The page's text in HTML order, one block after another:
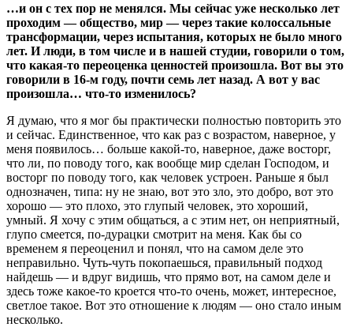
…и он с тех пор не менялся. Мы сейчас уже несколько лет
проходим — общество, мир — через такие колоссальные
трансформации, через испытания, которых не было много
лет. И люди, в том числе и в нашей студии, говорили о том,
что какая-то переоценка ценностей произошла. Вот вы это
говорили в 16-м году, почти семь лет назад. А вот у вас
произошла… что-то изменилось?
Я думаю, что я мог бы практически полностью повторить это
и сейчас. Единственное, что как раз с возрастом, наверное, у
меня появилось… больше какой-то, наверное, даже восторг,
что ли, по поводу того, как вообще мир сделан Господом, и
восторг по поводу того, как человек устроен. Раньше я был
однозначен, типа: ну не знаю, вот это зло, это добро, вот это
хорошо — это плохо, это глупый человек, это хороший,
умный. Я хочу с этим общаться, а с этим нет, он неприятный,
глупо смеется, по-дурацки смотрит на меня. Как бы со
временем я переоценил и понял, что на самом деле это
неправильно. Чуть-чуть покопаешься, правильный подход
найдешь — и вдруг видишь, что прямо вот, на самом деле и
здесь тоже какое-то кроется что-то очень, может, интересное,
светлое такое. Вот это отношение к людям — оно стало иным
несколько.